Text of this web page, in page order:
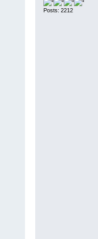
Posts: 2212